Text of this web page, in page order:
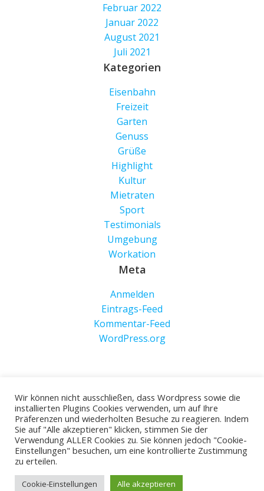
Februar 2022
Januar 2022
August 2021
Juli 2021
Kategorien
Eisenbahn
Freizeit
Garten
Genuss
Grüße
Highlight
Kultur
Mietraten
Sport
Testimonials
Umgebung
Workation
Meta
Anmelden
Eintrags-Feed
Kommentar-Feed
WordPress.org
© 2026 Klemmbachidyll. Created for free using
WordPress andColibri
Wir können nicht ausschließen, dass Wordpress sowie die
installierten Plugins Cookies verwenden, um auf Ihre
Präferenzen und wiederholten Besuche zu reagieren. Indem
Sie auf "Alle akzeptieren" klicken, stimmen Sie der
Verwendung ALLER Cookies zu. Sie können jedoch "Cookie-
Einstellungen" besuchen, um eine kontrollierte Zustimmung
zu erteilen.
Cookie-Einstellungen Alle akzeptieren